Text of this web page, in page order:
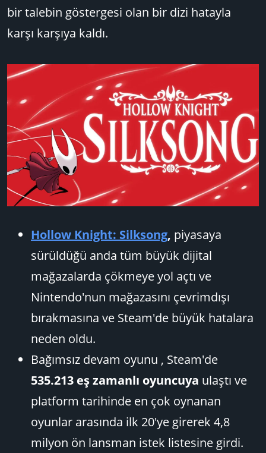
bir talebin göstergesi olan bir dizi hatayla
karşı karşıya kaldı.
Hollow Knight: Silksong, piyasaya
sürüldüğü anda tüm büyük dijital
mağazalarda çökmeye yol açtı ve
Nintendo'nun mağazasını çevrimdışı
bırakmasına ve Steam'de büyük hatalara
neden oldu.
Bağımsız devam oyunu , Steam'de
535.213 eş zamanlı oyuncuya ulaştı ve
platform tarihinde en çok oynanan
oyunlar arasında ilk 20'ye girerek 4,8
milyon ön lansman istek listesine girdi.